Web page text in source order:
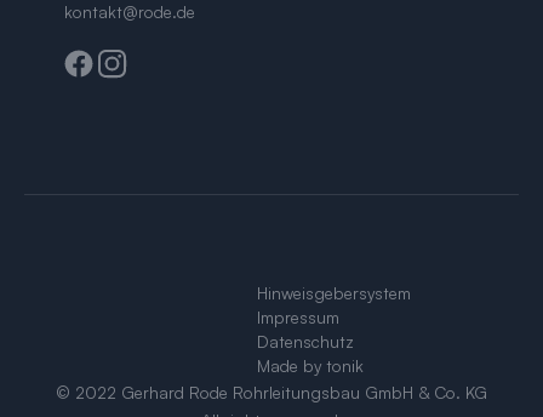
kontakt@rode.de
© 2022 Gerhard Rode Rohrleitungsbau GmbH & Co. KG
Hinweisgebersystem
Impressum
Datenschutz
Made by tonik